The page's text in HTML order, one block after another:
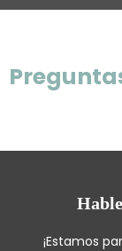
¡Estamos